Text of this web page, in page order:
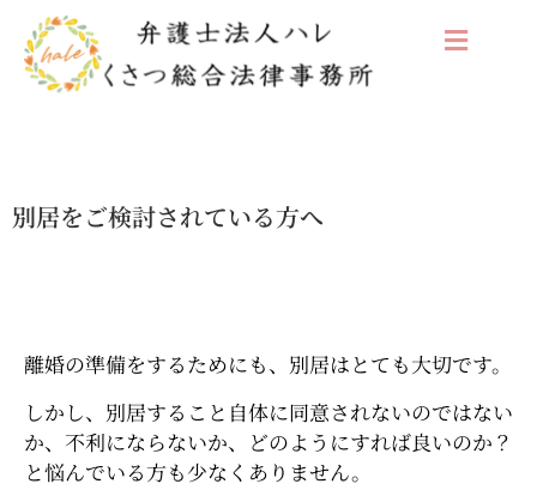
別居をご検討されている方へ
離婚の準備をするためにも、別居はとても大切です。
しかし、別居すること自体に同意されないのではない
か、不利にならないか、どのようにすれば良いのか？
と悩んでいる方も少なくありません。